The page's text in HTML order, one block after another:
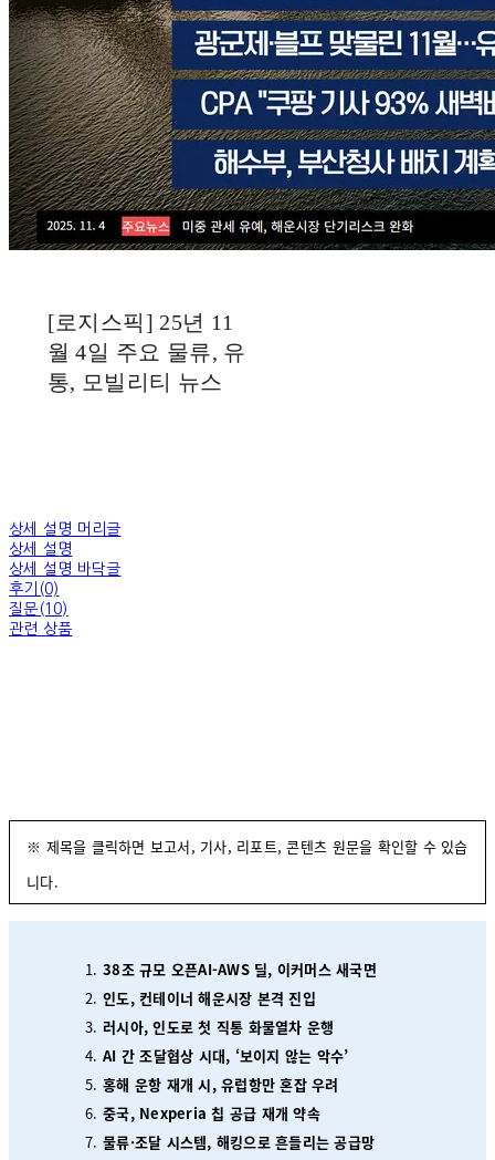
[로지스픽] 25년 11
월 4일 주요 물류, 유
통, 모빌리티 뉴스
상세 설명 머리글
상세 설명
상세 설명 바닥글
후기(0)
질문(10)
관련 상품
※ 제목을 클릭하면 보고서, 기사, 리포트, 콘텐츠 원문을 확인할 수 있습
니다.
38조 규모 오픈AI-AWS 딜, 이커머스 새국면
인도, 컨테이너 해운시장 본격 진입
러시아, 인도로 첫 직통 화물열차 운행
AI 간 조달협상 시대, ‘보이지 않는 악수’
홍해 운항 재개 시, 유럽항만 혼잡 우려
중국, Nexperia 칩 공급 재개 약속
물류·조달 시스템, 해킹으로 흔들리는 공급망